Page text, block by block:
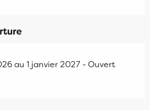
au 1 janvier 2027 - Ouvert